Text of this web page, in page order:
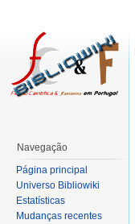
Navegação
Página principal
Universo Bibliowiki
Estatísticas
Mudanças recentes